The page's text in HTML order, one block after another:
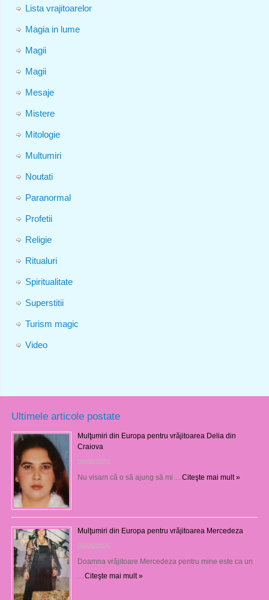
Lista vrajitoarelor
Magia in lume
Magii
Magii
Mesaje
Mistere
Mitologie
Multumiri
Noutati
Paranormal
Profetii
Religie
Ritualuri
Spiritualitate
Superstitii
Turism magic
Video
Ultimele articole postate
Mulţumiri din Europa pentru vrăjitoarea Delia din
Craiova
09/08/2026
Nu visam că o să ajung să mi … Citeşte mai mult »
Mulţumiri din Europa pentru vrăjitoarea Mercedeza
09/08/2026
Doamna vrăjitoare Mercedeza pentru mine este ca un
Citeşte mai mult »